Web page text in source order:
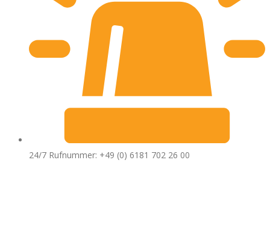
24/7 Rufnummer: +49 (0) 6181 702 26 00